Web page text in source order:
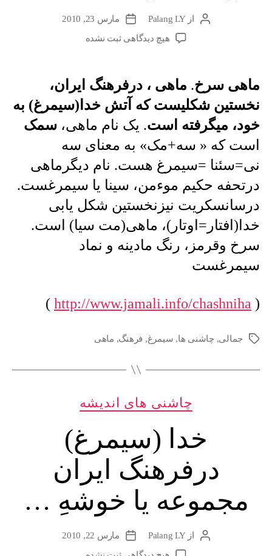
نویسندهٔ
نوشته
ازPalang LY
تاریخمارس 23, 2010
هیچ دیدگاهیبرای
ماهی
،
درفرهنگ
ایران،
نخستین
شکلیست
آتش
خدا(سیمرغ)
خود،
میگرفته
…
ثبت نشده
ماهی سرخ. ماهی ، درفرهنگ ایران،
نخستین شکلیست که آتش خدا(سیمرغ) به
خود، میگرفته است. یک نام ماهی، سمک
است که « سه+مک» به معنای سه
نی=سئنا =سیمرغ هست. نام دیگرماهی
درتحفه حکیم موءمن، سینا یا سیمرغست.
درسانسکریت نیزنخستین شکل یابی
خدا(افتار=اوتار)، ماهی(مت سیا) است.
سرخ وقرمز، رنگ مادینه و نماد
سیمرغست
(
http://www.jamali.info/chashniha
)
برچسب‌ها
جمالی, چاشنی ها, سیمرغ, فرهنگ, ماهی
دسته‌ها
چاشنی های اندیشه
خدا (سیمرغ)
درفرهنگ ایران
مجموعه یا خوشهِ …
نویسندهٔ
نوشته
ازPalang LY
تاریخمارس 22, 2010